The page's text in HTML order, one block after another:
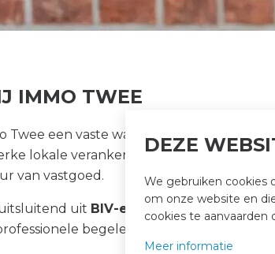
IMMO TWEE
Twee een vaste waarde inPeer en
lokale verankering begeleiden wij
van vastgoed.
uit BIV-erkende
begeleiding, correcte
DEZE
We gebruiken cookies
om onze website en
cookies te
Meer informatie